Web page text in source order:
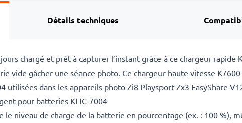
Détails techniques
chargé et prêt à capturer l’instant grâce à ce chargeur rapide
vide gâcher une séance photo. Ce chargeur haute vitesse
utilisées dans les appareils photo Zi8 Playsport Zx3 EasyShare
pour batteries KLIC-7004
niveau de charge de la batterie en pourcentage (ex. : 100 %),